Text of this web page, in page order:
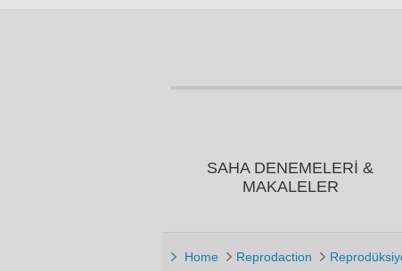
SAHA DENEMELERI &
MAKALELER
Home Reprodaction